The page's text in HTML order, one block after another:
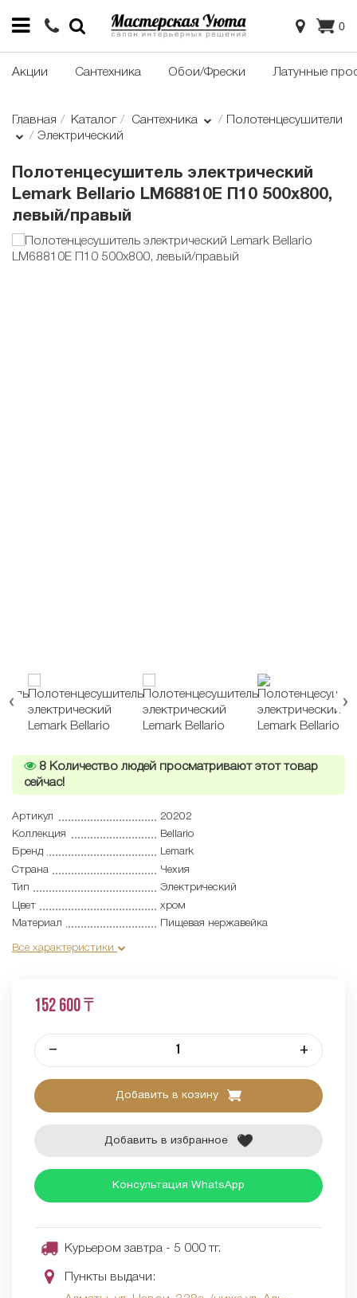
0
Акции Сантехника Обои/Фрески Латунные
Главная Каталог Сантехника
Полотенцесушители
Электрический
Полотенцесушитель электрический
Lemark Bellario LM68810E П10 500x800,
левый/правый
8 Количество людей просматривают этот товар
сейчас!
Артикул
20202
Коллекция
Bellario
Бренд
Lemark
Страна
Чехия
Тип
Электрический
Цвет
хром
Материал
Пищевая нержавейка
Все характеристики
152 600 ₸
– +
Добавить в козину
Добавить в избранное
Консультация WhatsApp
Курьером завтра - 5 000 тг.
Пункты выдачи: